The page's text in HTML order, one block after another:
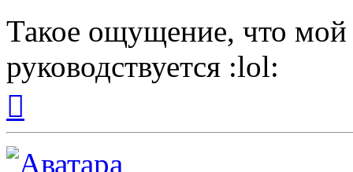
Такое ощущение, что мой
руководствуется :lol:
началу